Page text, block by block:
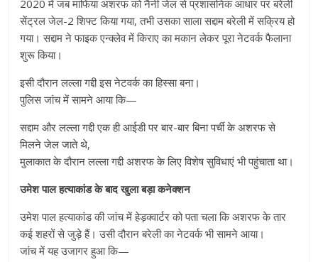
2020 में जब माफिया अशरफ को नैनी जेल से प्रशासनिक आधार पर बरेली
सेंट्रल जेल-2 शिफ्ट किया गया, तभी उसका साला सद्दाम बरेली में सक्रिय हो
गया। सद्दाम ने फाइक एन्क्लेव में किराए का मकान लेकर पूरा नेटवर्क फैलाना
शुरू किया।
इसी दौरान लल्ला गद्दी इस नेटवर्क का हिस्सा बना।
पुलिस जांच में सामने आया कि—
सद्दाम और लल्ला गद्दी एक ही आईडी पर बार-बार बिना पर्ची के अशरफ से
मिलने जेल जाते थे,
मुलाकात के दौरान लल्ला गद्दी अशरफ के लिए विशेष सुविधाएं भी पहुंचाता था।
उमेश पाल हत्याकांड के बाद खुला बड़ा कनेक्शन
उमेश पाल हत्याकांड की जांच में हेड़क्वार्टर को पता चला कि अशरफ के तार
कई शहरों से जुड़े हैं। उसी दौरान बरेली का नेटवर्क भी सामने आया।
जांच में यह उजागर हुआ कि—